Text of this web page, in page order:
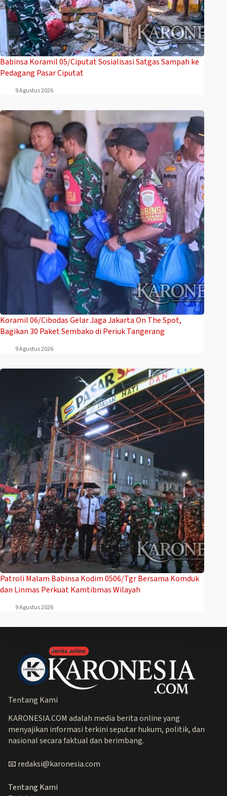
Babinsa Koramil 05/Ciputat Sosialisasi Satgas Sampah ke
Pedagang Pasar Ciputat
9 Agustus 2026
Koramil 06/Cibodas Gelar Jaga Jakarta On The Spot,
Bagikan 30 Paket Sembako di Periuk Tangerang
9 Agustus 2026
Patroli Malam Babinsa Kodim 0506/Tgr Bersama Komduk
dan Linmas Perkuat Kamtibmas Wilayah
9 Agustus 2026
Tentang Kami
KARONESIA.COM adalah media berita online yang
menyajikan informasi terkini seputar hukum, politik, dan
nasional secara faktual dan berimbang.
📧 redaksi@karonesia.com
Tentang Kami